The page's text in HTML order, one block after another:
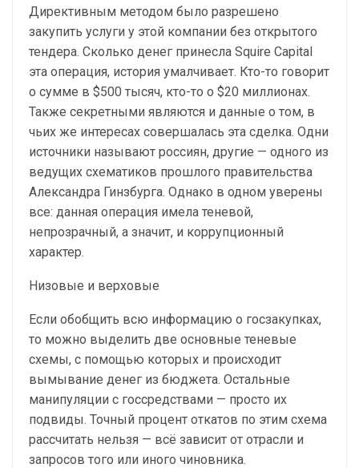
Директивным методом было разрешено
закупить услуги у этой компании без открытого
тендера. Сколько денег принесла Squire Capital
эта операция, история умалчивает. Кто-то говорит
о сумме в $500 тысяч, кто-то о $20 миллионах.
Также секретными являются и данные о том, в
чьих же интересах совершалась эта сделка. Одни
источники называют россиян, другие — одного из
ведущих схематиков прошлого правительства
Александра Гинзбурга. Однако в одном уверены
все: данная операция имела теневой,
непрозрачный, а значит, и коррупционный
характер.
Низовые и верховые
Если обобщить всю информацию о госзакупках,
то можно выделить две основные теневые
схемы, с помощью которых и происходит
вымывание денег из бюджета. Остальные
манипуляции с госсредствами — просто их
подвиды. Точный процент откатов по этим схема
рассчитать нельзя — всё зависит от отрасли и
запросов того или иного чиновника.